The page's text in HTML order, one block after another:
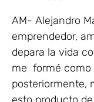
AM- Alejandro
emprendedor,
depara la vida
me formé como
posteriormente,